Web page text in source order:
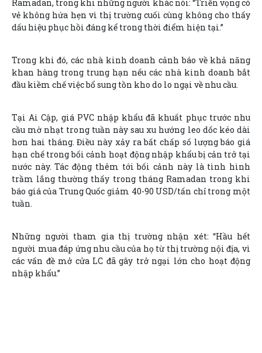
Ramadan, trong khi những người khác nói: “Triển vọng có
vẻ không hứa hẹn vì thị trường cuối cùng không cho thấy
dấu hiệu phục hồi đáng kể trong thời điểm hiện tại.”
Trong khi đó, các nhà kinh doanh cảnh báo về khả năng
khan hàng trong trung hạn nếu các nhà kinh doanh bắt
đầu kiềm chế việc bổ sung tồn kho do lo ngại về nhu cầu.
Tại Ai Cập, giá PVC nhập khẩu đã khuất phục trước nhu
cầu mờ nhạt trong tuần này sau xu hướng leo dốc kéo dài
hơn hai tháng. Điều này xảy ra bất chấp số lượng báo giá
hạn chế trong bối cảnh hoạt động nhập khẩu bị cản trở tại
nước này. Tác động thêm tới bối cảnh này là tình hình
trầm lắng thường thấy trong tháng Ramadan trong khi
báo giá của Trung Quốc giảm 40-90 USD/tấn chỉ trong một
tuần.
Những người tham gia thị trường nhận xét: “Hầu hết
người mua đáp ứng nhu cầu của họ từ thị trường nội địa, vì
các vấn đề mở cửa LC đã gây trở ngại lớn cho hoạt động
nhập khẩu.”